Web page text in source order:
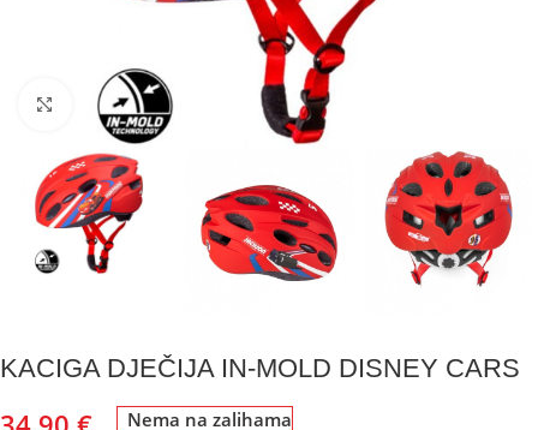
Kliknite za uvećanje
KACIGA DJEČIJA IN-MOLD DISNEY CARS
Nema na zalihama